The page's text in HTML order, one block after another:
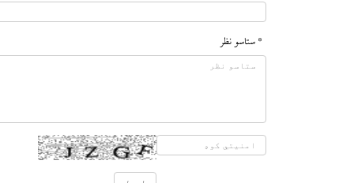
* ستاسو نظر